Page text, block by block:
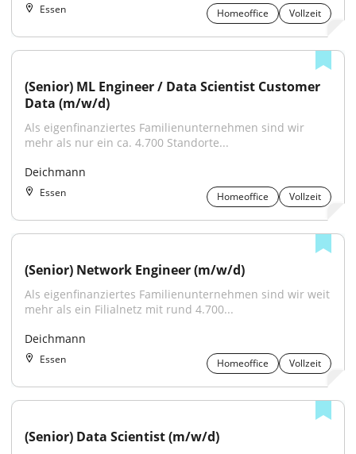
Essen Homeoffice Vollzeit
(Senior) ML Engineer / Data Scientist Customer
Data (m/w/d)
Als eigenfinanziertes Familienunternehmen sind wir
mehr als nur ein ca. 4.700 Standorte...
Deichmann
Essen Homeoffice Vollzeit
(Senior) Network Engineer (m/w/d)
Als eigenfinanziertes Familienunternehmen sind wir weit
mehr als ein Filialnetz mit rund 4.700...
Deichmann
Essen Homeoffice Vollzeit
(Senior) Data Scientist (m/w/d)